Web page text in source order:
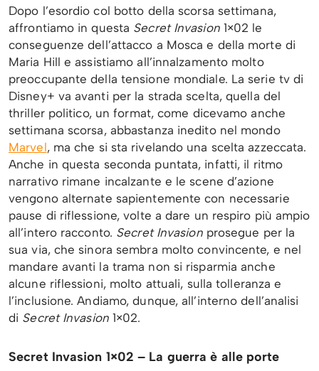
Dopo l’esordio col botto della scorsa settimana,
affrontiamo in questa Secret Invasion 1×02 le
conseguenze dell’attacco a Mosca e della morte di
Maria Hill e assistiamo all’innalzamento molto
preoccupante della tensione mondiale. La serie tv di
Disney+ va avanti per la strada scelta, quella del
thriller politico, un format, come dicevamo anche
settimana scorsa, abbastanza inedito nel mondo
Marvel, ma che si sta rivelando una scelta azzeccata.
Anche in questa seconda puntata, infatti, il ritmo
narrativo rimane incalzante e le scene d’azione
vengono alternate sapientemente con necessarie
pause di riflessione, volte a dare un respiro più ampio
all’intero racconto. Secret Invasion prosegue per la
sua via, che sinora sembra molto convincente, e nel
mandare avanti la trama non si risparmia anche
alcune riflessioni, molto attuali, sulla tolleranza e
l’inclusione. Andiamo, dunque, all’interno dell’analisi
di Secret Invasion 1×02.
Secret Invasion 1×02 – La guerra è alle porte